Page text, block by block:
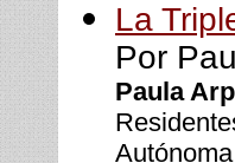
La
Por
Paula